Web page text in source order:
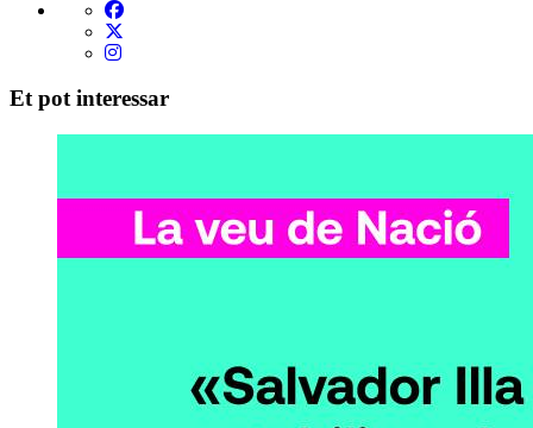
Et pot interessar